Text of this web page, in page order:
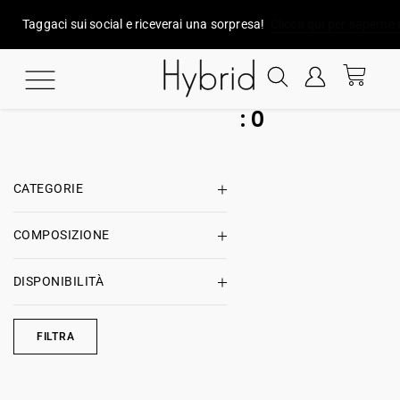
Taggaci sui social e riceverai una sorpresa!
: 0
CATEGORIE
COMPOSIZIONE
DISPONIBILITÀ
FILTRA